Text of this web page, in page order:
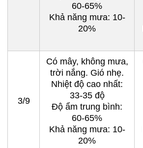
60-65%
Khả năng mưa: 10-
20%
3/9
Có mây, không mưa,
trời nắng. Gió nhẹ.
Nhiệt độ cao nhất:
33-35 độ
Độ ẩm trung bình:
60-65%
Khả năng mưa: 10-
20%